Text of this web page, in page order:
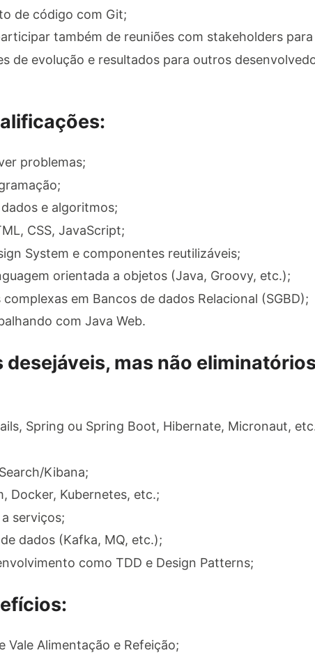
de código com Git;
também de reuniões com stakeholders
de evolução e resultados para outros
problemas;
e algoritmos;
CSS, JavaScript;
System e componentes reutilizáveis;
orientada a objetos (Java, Groovy, etc.);
em Bancos de dados Relacional (SGBD);
com Java Web.
mas não
Spring ou Spring Boot, Hibernate, Micronaut,
Kibana;
Docker, Kubernetes, etc.;
serviços;
dados (Kafka, MQ, etc.);
como TDD e Design Patterns;
Vale Alimentação e Refeição;